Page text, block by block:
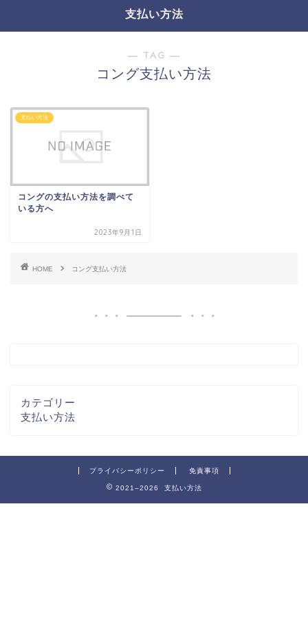
支払い方法
― TAG ―
コング支払い方法
支払い方法
コングの支払い方法を調べて
いる方へ
2023年9月1日
HOME コング支払い方法
カテゴリー
支払い方法
プライバシーポリシー 免責事項
2021–2026 支払い方法